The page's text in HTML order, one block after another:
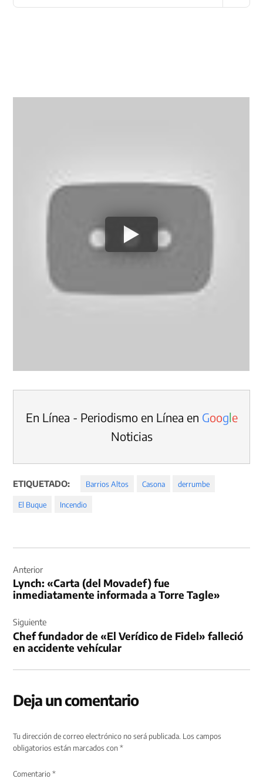
En Línea - Periodismo en Línea en Google
Noticias
ETIQUETADO: Barrios Altos Casona derrumbe
El Buque Incendio
de
entradas
Anterior
Lynch: «Carta (del Movadef) fue
inmediatamente informada a Torre Tagle»
Siguiente
Chef fundador de «El Verídico de Fidel» falleció
en accidente vehícular
Deja un comentario
Tu dirección de correo electrónico no será publicada. Los campos
obligatorios están marcados con*
Comentario*